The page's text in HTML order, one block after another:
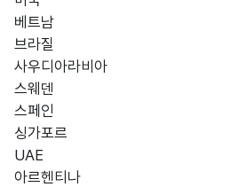
베트남
브라질
사우디아라비아
스웨덴
스페인
싱가포르
UAE
아르헨티나